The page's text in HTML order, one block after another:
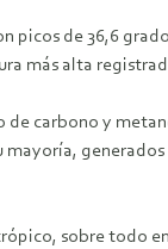
picos de 36,6
más alta
carbono y
mayoría,
sobre todo